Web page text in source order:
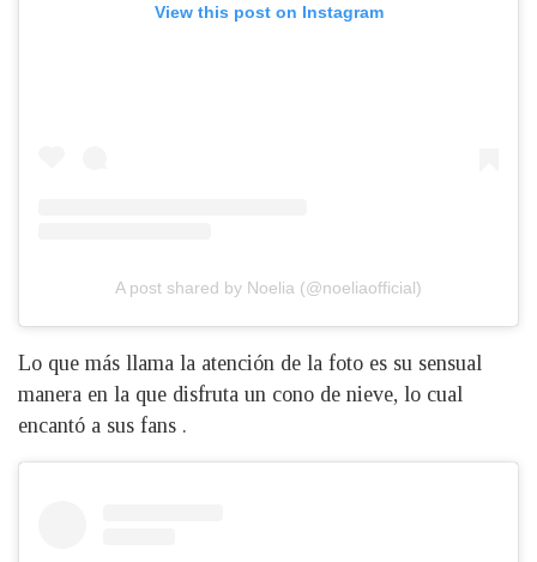
View this post on Instagram
A post shared by Noelia (@noeliaofficial)
Lo que más llama la atención de la foto es su sensual
manera en la que disfruta un cono de nieve, lo cual
encantó a sus fans .